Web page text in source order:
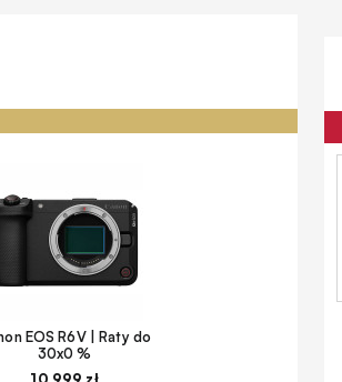
EOS R6V | Raty do
30x0 %
10 999 zł